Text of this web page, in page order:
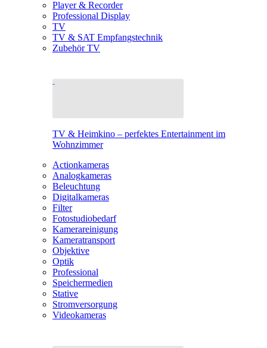
Player & Recorder
Professional Display
TV
TV & SAT Empfangstechnik
Zubehör TV
TV & Heimkino – perfektes Entertainment im
Wohnzimmer
Actionkameras
Analogkameras
Beleuchtung
Digitalkameras
Filter
Fotostudiobedarf
Kamerareinigung
Kameratransport
Objektive
Optik
Professional
Speichermedien
Stative
Stromversorgung
Videokameras